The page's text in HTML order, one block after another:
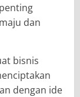
dan
bisnis
dengan ide